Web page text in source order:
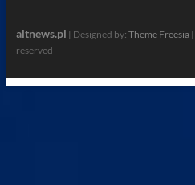
altnews.pl | Designed by: Theme Freesia|
reserved